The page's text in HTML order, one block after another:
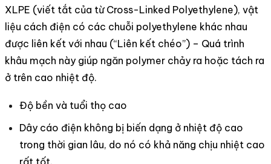
XLPE (viết tắt của từ Cross-Linked Polyethylene), vật
liệu cách điện có các chuỗi polyethylene khác nhau
được liên kết với nhau (“Liên kết chéo”) – Quá trình
khâu mạch này giúp ngăn polymer chảy ra hoặc tách ra
ở trên cao nhiệt độ.
Độ bền và tuổi thọ cao
Dây cáo điện không bị biến dạng ở nhiệt độ cao
trong thời gian lâu, do nó có khả năng chịu nhiệt cao
rất tốt.